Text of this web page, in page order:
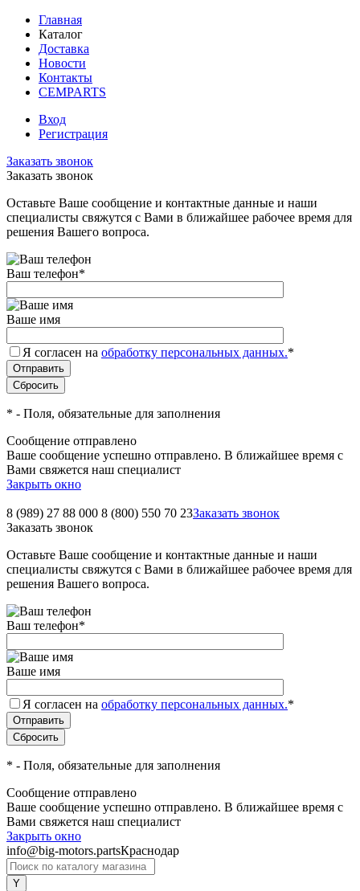
Главная
Каталог
Доставка
Новости
Контакты
CEMPARTS
Вход
Регистрация
Заказать звонок
Заказать звонок
Оставьте Ваше сообщение и контактные данные и наши
специалисты свяжутся с Вами в ближайшее рабочее время для
решения Вашего вопроса.
Ваш телефон*
Ваше имя
Я согласен на обработку персональных данных.*
* - Поля, обязательные для заполнения
Сообщение отправлено
Ваше сообщение успешно отправлено. В ближайшее время с
Вами свяжется наш специалист
Закрыть окно
8 (989) 27 88 000 8 (800) 550 70 23Заказать звонок
Заказать звонок
Оставьте Ваше сообщение и контактные данные и наши
специалисты свяжутся с Вами в ближайшее рабочее время для
решения Вашего вопроса.
Ваш телефон*
Ваше имя
Я согласен на обработку персональных данных.*
* - Поля, обязательные для заполнения
Сообщение отправлено
Ваше сообщение успешно отправлено. В ближайшее время с
Вами свяжется наш специалист
Закрыть окно
info@big-motors.partsКраснодар